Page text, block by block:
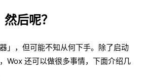
后呢？
」，但可能不知从何下手。除了启动
Wox 还可以做很多事情，下面介绍几